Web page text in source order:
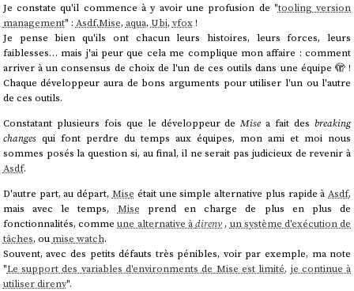
Je constate qu'il commence à y avoir une profusion de "tooling version
management" : Asdf,Mise, aqua,Ubi, vfox!
Je pense bien qu'ils ont chacun leurs histoires, leurs forces, leurs
faiblesses… mais j'ai peur que cela me complique mon affaire : comment
arriver à un consensus de choix de l'un de ces outils dans une équipe 🫣 !
Chaque développeur aura de bons arguments pour utiliser l'un ou l'autre
de ces outils.
Constatant plusieurs fois que le développeur deMise a fait des breaking
changesqui font perdre du temps aux équipes, mon ami et moi nous
sommes posés la question si, au final, il ne serait pas judicieux de revenir à
Asdf.
D'autre part, au départ, Mise était une simple alternative plus rapide àAsdf,
mais avec le temps, Mise prend en charge de plus en plus de
fonctionnalités, commeune alternative àdirenv, un système d'exécution de
tâches, ou mise watch.
Souvent, avec des petits défauts très pénibles, voir par exemple, ma note
"Le support des variables d'environments de Mise est limité, je continue à
utiliser direnv".